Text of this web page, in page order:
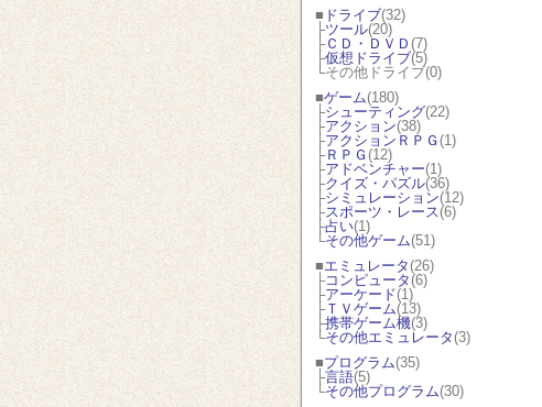
■ ドライブ(32)
├ツール(20)
├ＣＤ・ＤＶＤ (7)
├仮想ドライブ(5)
└その他ドライブ(0)
■ゲーム(180)
├シューティング(22)
├アクション(38)
├アクションＲＰＧ (1)
├ＲＰＧ (12)
├アドベンチャー(1)
├クイズ・パズル(36)
├シミュレーション(12)
├スポーツ・レース(6)
├占い(1)
└その他ゲーム(51)
■エミュレータ (26)
├コンピュータ (6)
├アーケード(1)
├ＴＶゲーム(13)
├携帯ゲーム機(3)
└その他エミュレータ (3)
■プログラム(35)
├言語(5)
└その他プログラム(30)